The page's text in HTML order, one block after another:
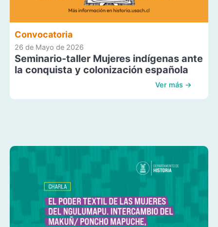
Convocatoria
26 de Mayo de 2026
Seminario-taller Mujeres indígenas ante
la conquista y colonización española
Ver más →